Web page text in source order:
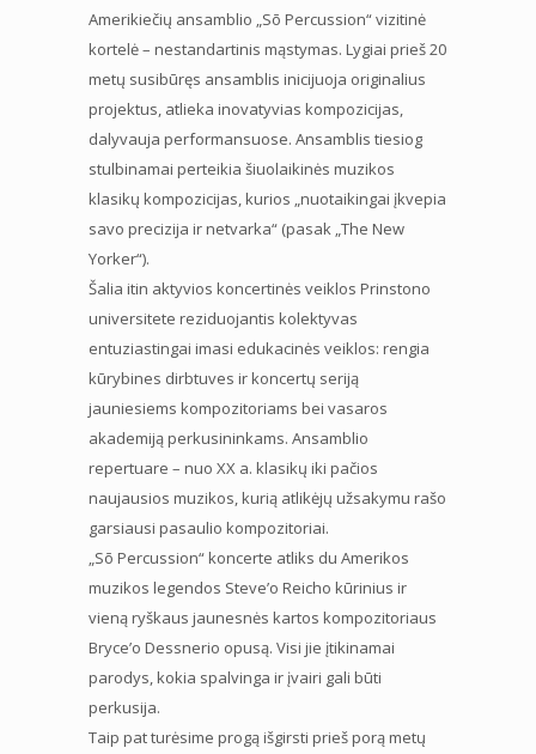
Amerikiečių ansamblio „Sō Percussion“ vizitinė
kortelė – nestandartinis mąstymas. Lygiai prieš 20
metų susibūręs ansamblis inicijuoja originalius
projektus, atlieka inovatyvias kompozicijas,
dalyvauja performansuose. Ansamblis tiesiog
stulbinamai perteikia šiuolaikinės muzikos
klasikų kompozicijas, kurios „nuotaikingai įkvepia
savo precizija ir netvarka“ (pasak „The New
Yorker“).
Šalia itin aktyvios koncertinės veiklos Prinstono
universitete reziduojantis kolektyvas
entuziastingai imasi edukacinės veiklos: rengia
kūrybines dirbtuves ir koncertų seriją
jauniesiems kompozitoriams bei vasaros
akademiją perkusininkams. Ansamblio
repertuare – nuo XX a. klasikų iki pačios
naujausios muzikos, kurią atlikėjų užsakymu rašo
garsiausi pasaulio kompozitoriai.
„Sō Percussion“ koncerte atliks du Amerikos
muzikos legendos Steve’o Reicho kūrinius ir
vieną ryškaus jaunesnės kartos kompozitoriaus
Bryce’o Dessnerio opusą. Visi jie įtikinamai
parodys, kokia spalvinga ir įvairi gali būti
perkusija.
Taip pat turėsime progą išgirsti prieš porą metų